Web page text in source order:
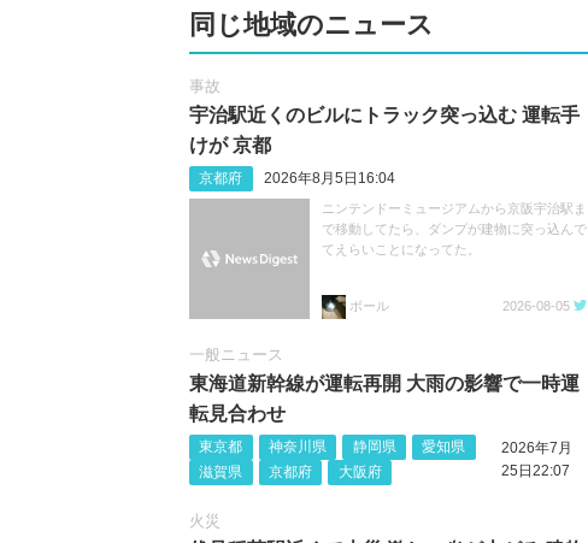
同じ地域のニュース
事故
宇治駅近くのビルにトラック突っ込む 運転手
けが 京都
京都府 2026年8月5日16:04
ニンテンドーミュージアムから京阪宇治駅ま
で移動してたら、ダンプが建物に突っ込んで
てえらいことになってた。
ボール 2026-08-05
一般ニュース
東海道新幹線が運転再開 大雨の影響で一時運
転見合わせ
東京都 神奈川県 静岡県
愛知県
滋賀県
京都府 大阪府
2026年7月
25日22:07
火災